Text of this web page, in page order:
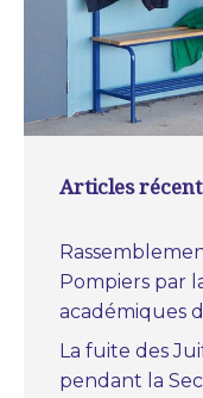
Articles
Pompiers par
académiques
La fuite des
pendant la